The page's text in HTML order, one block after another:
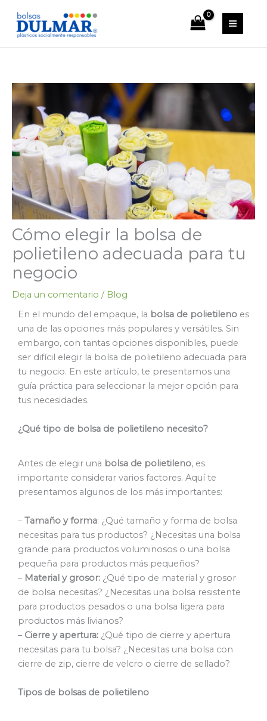
contenido
Cómo elegir la bolsa de
polietileno adecuada para tu
negocio
Deja un comentario / Blog
En el mundo del empaque, la bolsa de polietileno es
una de las opciones más populares y versátiles. Sin
embargo, con tantas opciones disponibles, puede
ser difícil elegir la bolsa de polietileno adecuada para
tu negocio. En este artículo, te presentamos una
guía práctica para seleccionar la mejor opción para
tus necesidades.
¿Qué tipo de bolsa de polietileno necesito?
Antes de elegir una bolsa de polietileno, es
importante considerar varios factores. Aquí te
presentamos algunos de los más importantes:
–Tamaño y forma: ¿Qué tamaño y forma de bolsa
necesitas para tus productos? ¿Necesitas una bolsa
grande para productos voluminosos o una bolsa
pequeña para productos más pequeños?
– Material y grosor: ¿Qué tipo de material y grosor
de bolsa necesitas? ¿Necesitas una bolsa resistente
para productos pesados o una bolsa ligera para
productos más livianos?
– Cierre y apertura: ¿Qué tipo de cierre y apertura
necesitas para tu bolsa? ¿Necesitas una bolsa con
cierre de zip, cierre de velcro o cierre de sellado?
Tipos de bolsas de polietileno